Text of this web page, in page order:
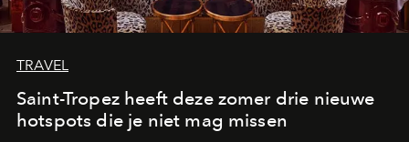
TRAVEL
Saint-Tropez heeft deze zomer drie nieuwe
hotspots die je niet mag missen